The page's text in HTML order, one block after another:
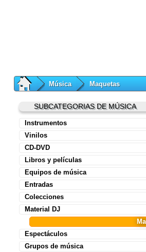
Música Maquetas
SUBCATEGORIAS DE MÚSICA
Instrumentos
Vinilos
CD-DVD
Libros y películas
Equipos de música
Entradas
Colecciones
Material DJ
Espectáculos
Grupos de música